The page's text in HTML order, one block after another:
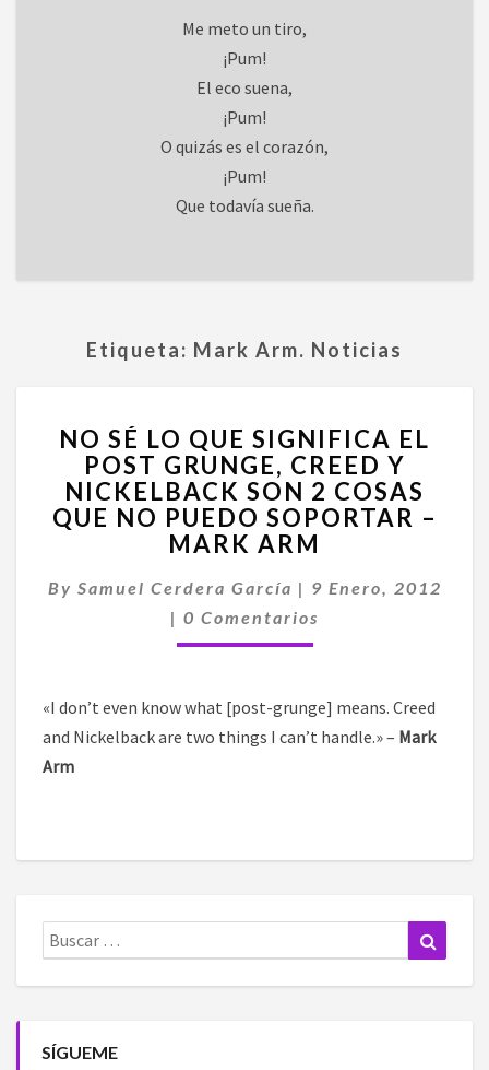
Me meto un tiro,
¡Pum!
El eco suena,
¡Pum!
O quizás es el corazón,
¡Pum!
Que todavía sueña.
Etiqueta: Mark Arm. Noticias
SÉ
LO
QUE
SIGNIFICA
EL
POST
GRUNGE,
CREED
2
COSAS
QUE
NO SÉ LO QUE SIGNIFICA EL
POST GRUNGE, CREED Y
NICKELBACK SON 2 COSAS
QUE NO PUEDO SOPORTAR –
MARK ARM
By Samuel Cerdera García | 9 Enero, 2012
| Comentarios
0 Comentarios
«I don’t even know what [post-grunge] means. Creed
and Nickelback are two things I can’t handle.» – Mark
Arm
Buscar:
SÍGUEME